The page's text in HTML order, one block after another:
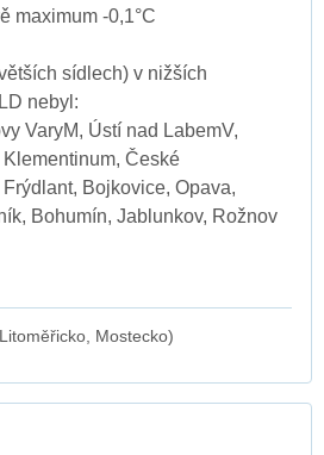
maximum -0,1°C
sídlech) v nižších
nebyl:
VaryM, Ústí nad LabemV,
České
Bojkovice, Opava,
Bohumín, Jablunkov, Rožnov
Mostecko)